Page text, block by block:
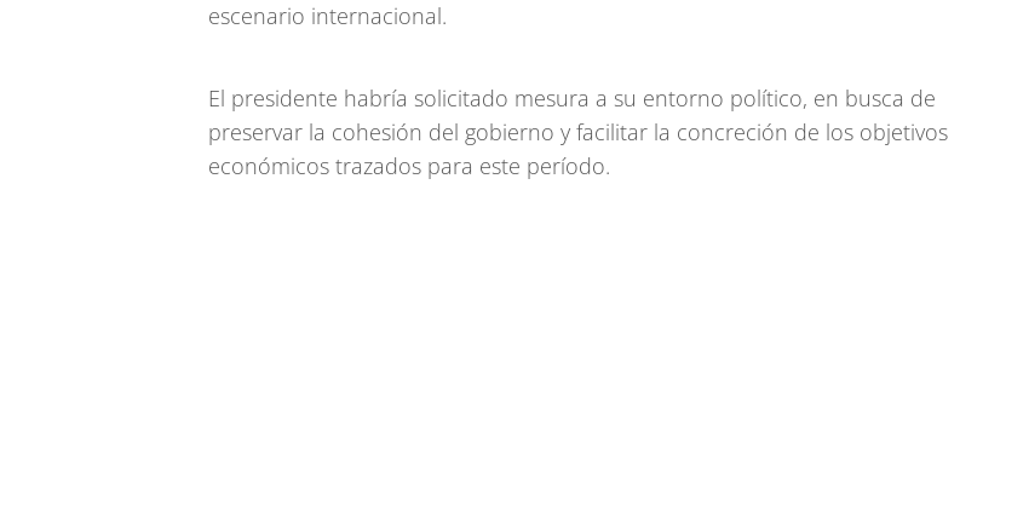
escenario internacional.
El presidente habría solicitado mesura a su entorno político, en busca de
preservar la cohesión del gobierno y facilitar la concreción de los objetivos
económicos trazados para este período.